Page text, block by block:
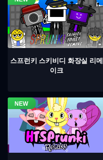
스프런키 스키비디 화장실 리메
이크